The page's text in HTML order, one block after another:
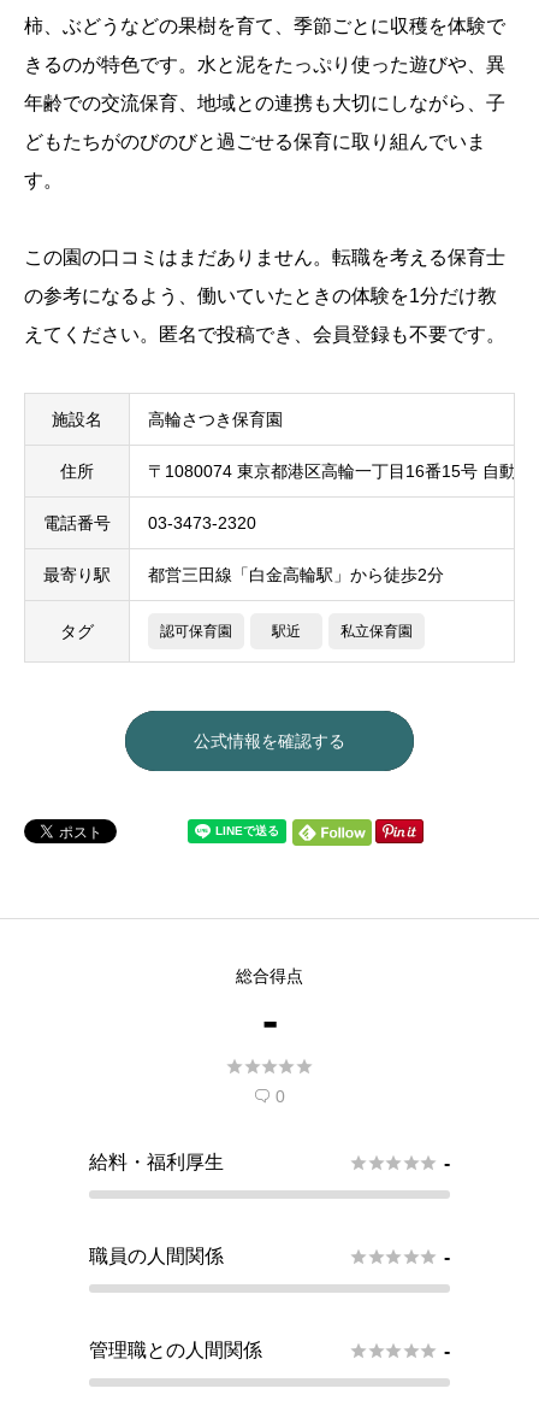
柿、ぶどうなどの果樹を育て、季節ごとに収穫を体験で
きるのが特色です。水と泥をたっぷり使った遊びや、異
年齢での交流保育、地域との連携も大切にしながら、子
どもたちがのびのびと過ごせる保育に取り組んでいま
す。
この園の口コミはまだありません。転職を考える保育士
の参考になるよう、働いていたときの体験を1分だけ教
えてください。匿名で投稿でき、会員登録も不要です。
施設名 高輪さつき保育園
住所 〒1080074 東京都港区高輪一丁目16番15号 自動車
電話番号 03-3473-2320
最寄り駅 都営三田線「白金高輪駅」から徒歩2分
タグ 認可保育園 駅近 私立保育園
公式情報を確認する
総合得点
-

 0
給料・福利厚生  -
職員の人間関係  -
管理職との人間関係  -